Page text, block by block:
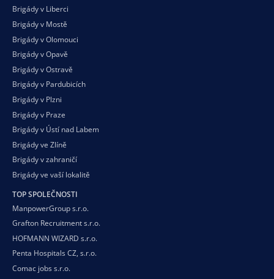
Brigády v Liberci
Brigády v Mostě
Brigády v Olomouci
Brigády v Opavě
Brigády v Ostravě
Brigády v Pardubicích
Brigády v Plzni
Brigády v Praze
Brigády v Ústí nad Labem
Brigády ve Zlíně
Brigády v zahraničí
Brigády ve vaší lokalitě
TOP SPOLEČNOSTI
ManpowerGroup s.r.o.
Grafton Recruitment s.r.o.
HOFMANN WIZARD s.r.o.
Penta Hospitals CZ, s.r.o.
Comac jobs s.r.o.